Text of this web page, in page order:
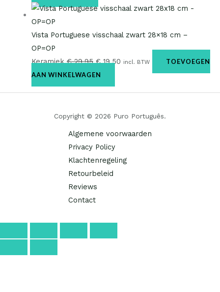
Vista Portuguese visschaal zwart 28×18 cm –
OP=OP
Keramiek€29,95 €19,50 incl. BTW
TOEVOEGEN
AAN WINKELWAGEN
Copyright © 2026 Puro Português.
Algemene voorwaarden
Privacy Policy
Klachtenregeling
Retourbeleid
Reviews
Contact